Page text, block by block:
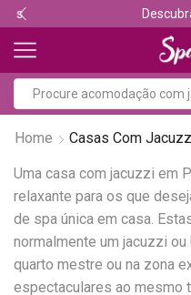
Descubra os
Home Casas Com
Uma casa com jacuzzi em
relaxante para os que
de spa única em casa.
normalmente um jacuzzi
quarto mestre ou na zona
espectaculares ao mesmo